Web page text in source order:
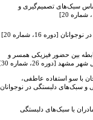
سبک‌های‌ تصمیم‌گیری و
16، شماره 20]
بین حضور فیزیکی همسر و
26، شماره 30]
با سو استفاده عاطفی،
دلبستگی در نوجوانان
با سبک‌های دلبستگی